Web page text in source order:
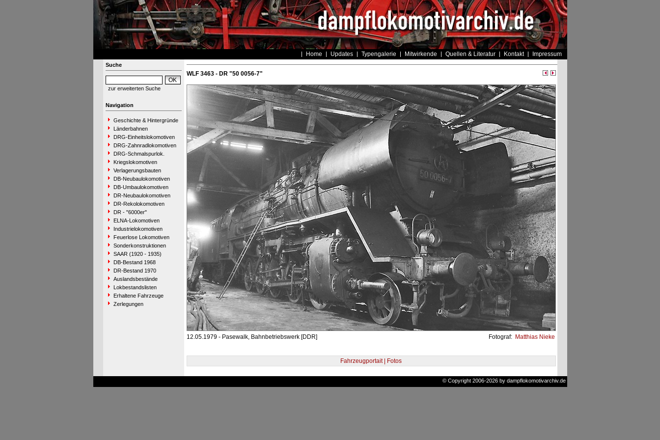
Home Updates Typengalerie Mitwirkende Quellen & Literatur Kontakt Impressum
Suche
zur erweiterten Suche
Navigation
Geschichte & Hintergründe
Länderbahnen
DRG-Einheitslokomotiven
DRG-Zahnradlokomotiven
DRG-Schmalspurlok.
Kriegslokomotiven
Verlagerungsbauten
DB-Neubaulokomotiven
DB-Umbaulokomotiven
DR-Neubaulokomotiven
DR-Rekolokomotiven
DR - "6000er"
ELNA-Lokomotiven
Industrielokomotiven
Feuerlose Lokomotiven
Sonderkonstruktionen
SAAR (1920 - 1935)
DB-Bestand 1968
DR-Bestand 1970
Auslandsbestände
Lokbestandslisten
Erhaltene Fahrzeuge
Zerlegungen
WLF 3463 - DR "50 0056-7"
12.05.1979 - Pasewalk, Bahnbetriebswerk [DDR] Fotograf: Matthias Nieke
Fahrzeugportait | Fotos
© Copyright 2006-2026 by dampflokomotivarchiv.de